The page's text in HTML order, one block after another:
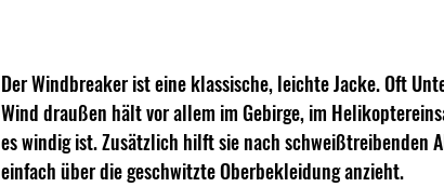
Der Windbreaker ist eine klassische, leichte Jacke. Oft
Wind draußen hält vor allem im Gebirge, im
es windig ist. Zusätzlich hilft sie nach schweißtreibenden
einfach über die geschwitzte Oberbekleidung anzieht.